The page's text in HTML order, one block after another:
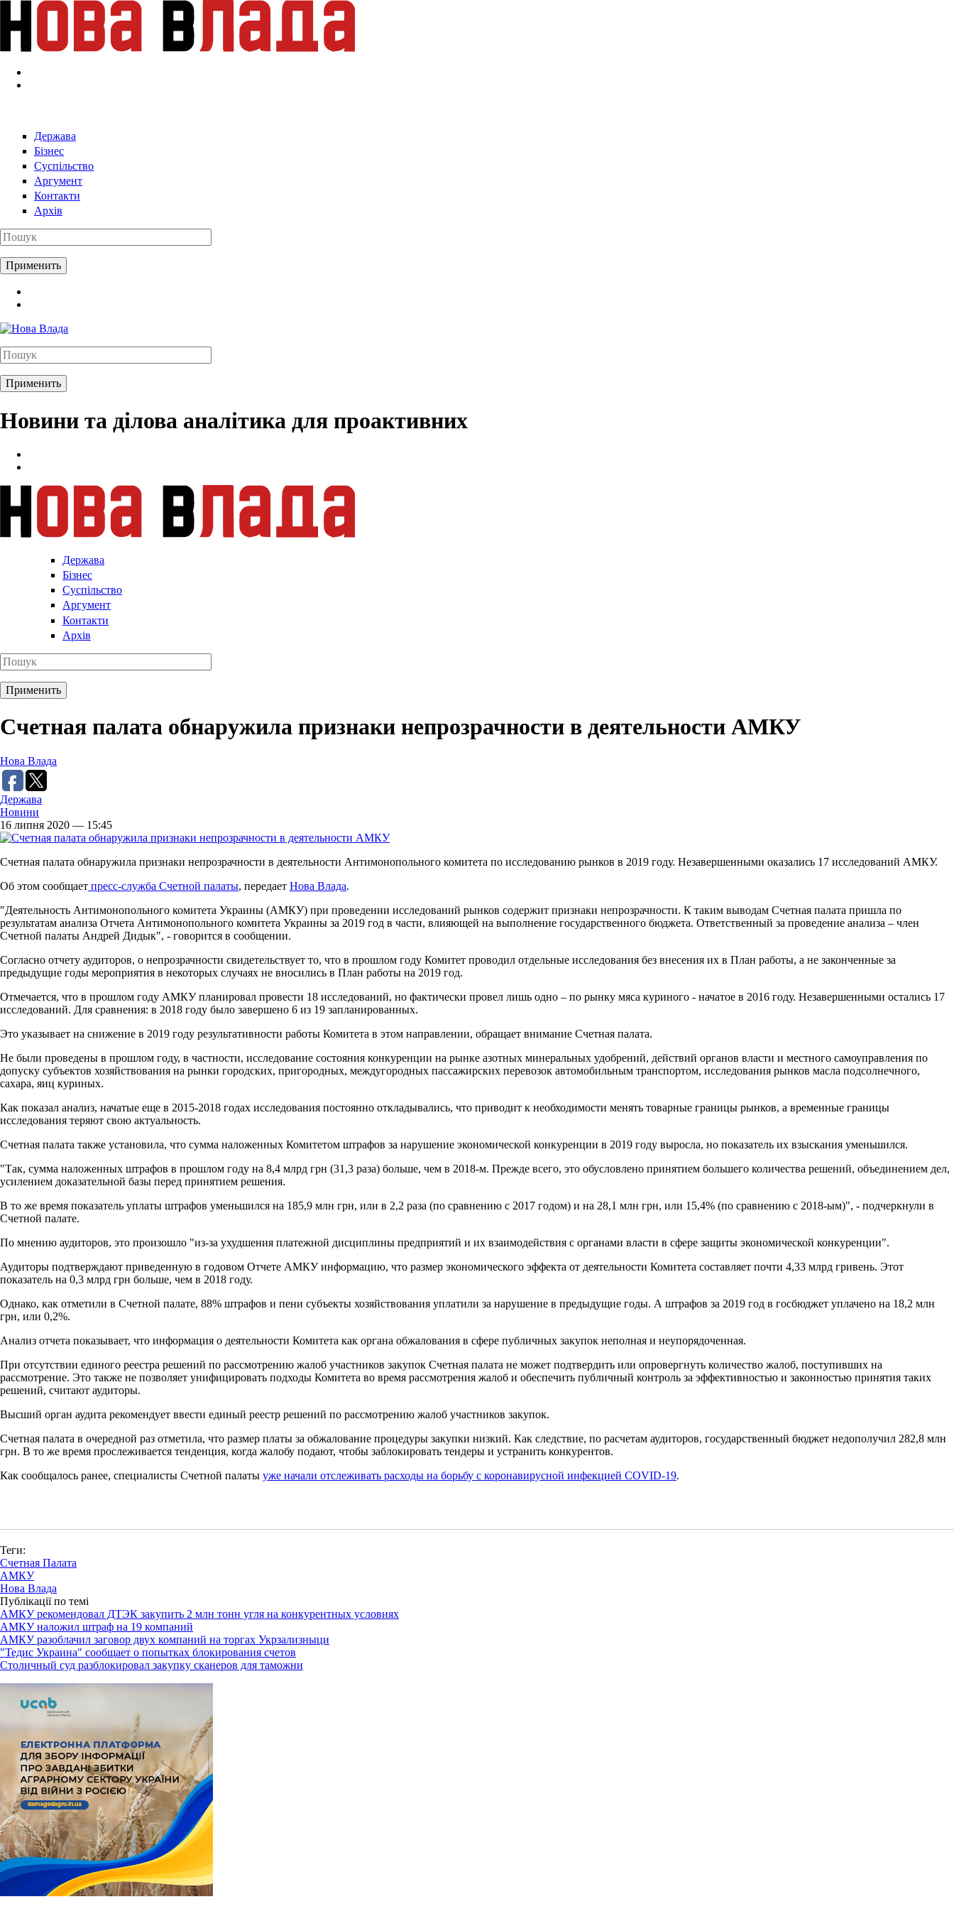
Перейти к основному содержанию
Держава
Бізнес
Суспільство
Аргумент
Контакти
Архів
Новини та ділова аналітика для проактивних
Держава
Бізнес
Суспільство
Аргумент
Контакти
Архів
Счетная палата обнаружила признаки непрозрачности в деятельности АМКУ
Нова Влада
Держава
Новини
16 липня 2020 — 15:45
Счетная палата обнаружила признаки непрозрачности в деятельности Антимонопольного комитета по исследованию рынков в 2019 году. Незавершенными оказались 17 исследований АМКУ.
Об этом сообщает пресс-служба Счетной палаты, передает Нова Влада.
"Деятельность Антимонопольного комитета Украины (АМКУ) при проведении исследований рынков содержит признаки непрозрачности. К таким выводам Счетная палата пришла по
результатам анализа Отчета Антимонопольного комитета Украины за 2019 год в части, влияющей на выполнение государственного бюджета. Ответственный за проведение анализа – член
Счетной палаты Андрей Дидык", - говорится в сообщении.
Согласно отчету аудиторов, о непрозрачности свидетельствует то, что в прошлом году Комитет проводил отдельные исследования без внесения их в План работы, а не законченные за
предыдущие годы мероприятия в некоторых случаях не вносились в План работы на 2019 год.
Отмечается, что в прошлом году АМКУ планировал провести 18 исследований, но фактически провел лишь одно – по рынку мяса куриного - начатое в 2016 году. Незавершенными остались 17
исследований. Для сравнения: в 2018 году было завершено 6 из 19 запланированных.
Это указывает на снижение в 2019 году результативности работы Комитета в этом направлении, обращает внимание Счетная палата.
Не были проведены в прошлом году, в частности, исследование состояния конкуренции на рынке азотных минеральных удобрений, действий органов власти и местного самоуправления по
допуску субъектов хозяйствования на рынки городских, пригородных, междугородных пассажирских перевозок автомобильным транспортом, исследования рынков масла подсолнечного,
сахара, яиц куриных.
Как показал анализ, начатые еще в 2015-2018 годах исследования постоянно откладывались, что приводит к необходимости менять товарные границы рынков, а временные границы
исследования теряют свою актуальность.
Счетная палата также установила, что сумма наложенных Комитетом штрафов за нарушение экономической конкуренции в 2019 году выросла, но показатель их взыскания уменьшился.
"Так, сумма наложенных штрафов в прошлом году на 8,4 млрд грн (31,3 раза) больше, чем в 2018-м. Прежде всего, это обусловлено принятием большего количества решений, объединением дел,
усилением доказательной базы перед принятием решения.
В то же время показатель уплаты штрафов уменьшился на 185,9 млн грн, или в 2,2 раза (по сравнению с 2017 годом) и на 28,1 млн грн, или 15,4% (по сравнению с 2018-ым)", - подчеркнули в
Счетной палате.
По мнению аудиторов, это произошло "из-за ухудшения платежной дисциплины предприятий и их взаимодействия с органами власти в сфере защиты экономической конкуренции".
Аудиторы подтверждают приведенную в годовом Отчете АМКУ информацию, что размер экономического эффекта от деятельности Комитета составляет почти 4,33 млрд гривень. Этот
показатель на 0,3 млрд грн больше, чем в 2018 году.
Однако, как отметили в Счетной палате, 88% штрафов и пени субъекты хозяйствования уплатили за нарушение в предыдущие годы. А штрафов за 2019 год в госбюджет уплачено на 18,2 млн
грн, или 0,2%.
Анализ отчета показывает, что информация о деятельности Комитета как органа обжалования в сфере публичных закупок неполная и неупорядоченная.
При отсутствии единого реестра решений по рассмотрению жалоб участников закупок Счетная палата не может подтвердить или опровергнуть количество жалоб, поступивших на
рассмотрение. Это также не позволяет унифицировать подходы Комитета во время рассмотрения жалоб и обеспечить публичный контроль за эффективностью и законностью принятия таких
решений, считают аудиторы.
Высший орган аудита рекомендует ввести единый реестр решений по рассмотрению жалоб участников закупок.
Счетная палата в очередной раз отметила, что размер платы за обжалование процедуры закупки низкий. Как следствие, по расчетам аудиторов, государственный бюджет недополучил 282,8 млн
грн. В то же время прослеживается тенденция, когда жалобу подают, чтобы заблокировать тендеры и устранить конкурентов.
Как сообщалось ранее, специалисты Счетной палаты уже начали отслеживать расходы на борьбу с коронавирусной инфекцией COVID-19.
Теги:
Счетная Палата
АМКУ
Нова Влада
Публікації по темі
АМКУ рекомендовал ДТЭК закупить 2 млн тонн угля на конкурентных условиях
АМКУ наложил штраф на 19 компаний
АМКУ разоблачил заговор двух компаний на торгах Укрзализныци
"Тедис Украина" сообщает о попытках блокирования счетов
Столичный суд разблокировал закупку сканеров для таможни